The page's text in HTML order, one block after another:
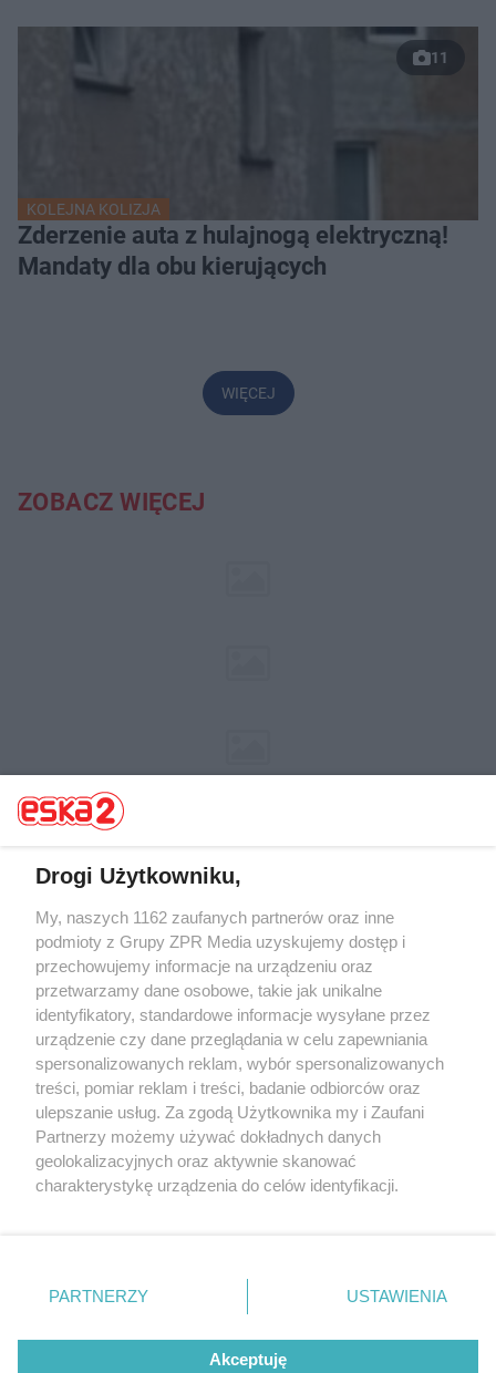
11
KOLEJNA KOLIZJA
Zderzenie auta z hulajnogą elektryczną!
Mandaty dla obu kierujących
WIĘCEJ
ZOBACZ WIĘCEJ
Żaden utwór zamieszczony w serwisie nie może być powielany i
rozpowszechniany lub dalej rozpowszechniany w jakikolwiek sposób (w
tym także elektroniczny lub mechaniczny) na jakimkolwiek polu
eksploatacji w jakiejkolwiek formie, włącznie z umieszczaniem w
Internecie bez pisemnej zgody właściciela praw. Jakiekolwiek użycie lub
wykorzystanie utworów w całości lub w części z naruszeniem prawa,
tzn. bez właściwej zgody, jest zabronione pod groźbą kary i może być
ścigane prawnie.
Drogi Użytkowniku,
My, naszych 1162 zaufanych partnerów oraz inne
podmioty z Grupy ZPR Media uzyskujemy dostęp i
przechowujemy informacje na urządzeniu oraz
przetwarzamy dane osobowe, takie jak unikalne
identyfikatory, standardowe informacje wysyłane przez
urządzenie czy dane przeglądania w celu zapewniania
spersonalizowanych reklam, wybór spersonalizowanych
treści, pomiar reklam i treści, badanie odbiorców oraz
ulepszanie usług. Za zgodą Użytkownika my i Zaufani
Partnerzy możemy używać dokładnych danych
geolokalizacyjnych oraz aktywnie skanować
charakterystykę urządzenia do celów identyfikacji.
zmienić/wycofać klikając przycisk ustawień prywatności
znajdujący się w lewym dolnym rogu strony
rodzaje przetwarzania danych nie wymagają zgody
użytkownika, ale masz prawo sprzeciwić się takiemu
PARTNERZY USTAWIENIA
Akceptuję